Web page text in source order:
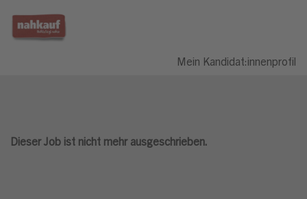
Mein Kandidat:innenprofil
Dieser Job ist nicht mehr ausgeschrieben.